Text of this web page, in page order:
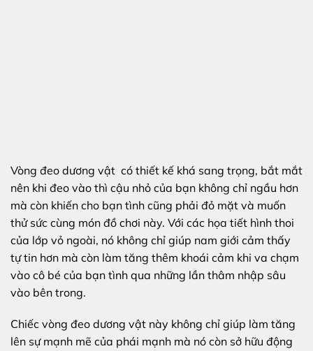
Vòng đeo dương vật có thiết kế khá sang trọng, bắt mắt
nên khi đeo vào thì cậu nhỏ của bạn không chỉ ngầu hơn
mà còn khiến cho bạn tình cũng phải đỏ mặt và muốn
thử sức cùng món đồ chơi này. Với các họa tiết hình thoi
của lớp vỏ ngoài, nó không chỉ giúp nam giới cảm thấy
tự tin hơn mà còn làm tăng thêm khoái cảm khi va chạm
vào cô bé của bạn tình qua những lần thâm nhập sâu
vào bên trong.
Chiếc vòng đeo dương vật này không chỉ giúp làm tăng
lên sự mạnh mẽ của phái mạnh mà nó còn sở hữu động